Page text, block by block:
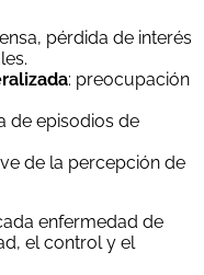
pérdida de interés
: preocupación
de episodios de
de la percepción de
enfermedad de
el control y el